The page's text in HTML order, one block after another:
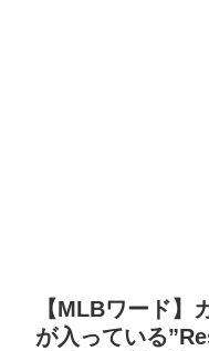
【MLBワード】
が入っている